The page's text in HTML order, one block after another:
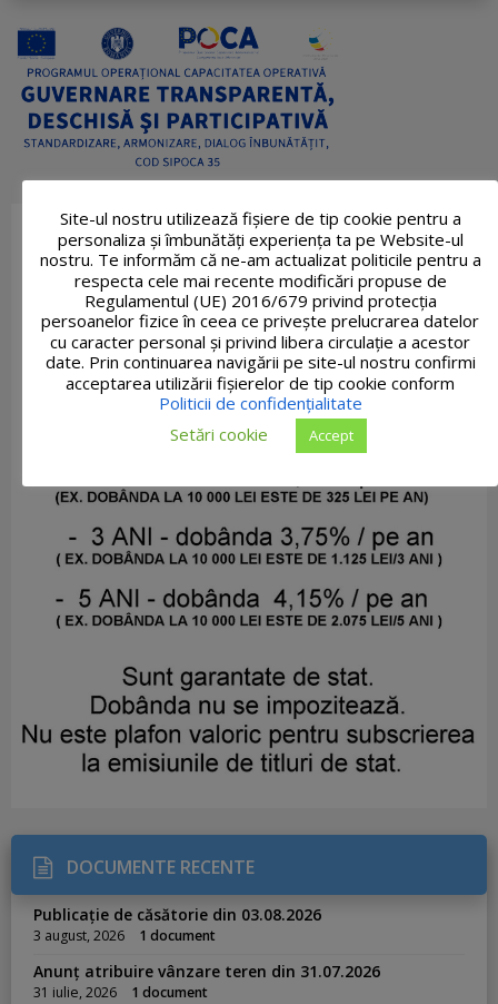
DOCUMENTE RECENTE
Publicație de căsătorie din 03.08.2026
3 august, 2026 1 document
Anunț atribuire vânzare teren din 31.07.2026
31 iulie, 2026 1 document
Site-ul nostru utilizează fişiere de tip cookie pentru a
personaliza și îmbunătăți experiența ta pe Website-ul
nostru. Te informăm că ne-am actualizat politicile pentru a
respecta cele mai recente modificări propuse de
Regulamentul (UE) 2016/679 privind protecția
persoanelor fizice în ceea ce privește prelucrarea datelor
cu caracter personal și privind libera circulație a acestor
date. Prin continuarea navigării pe site-ul nostru confirmi
acceptarea utilizării fişierelor de tip cookie conform
Politicii de confidențialitate
Setări cookie
Accept